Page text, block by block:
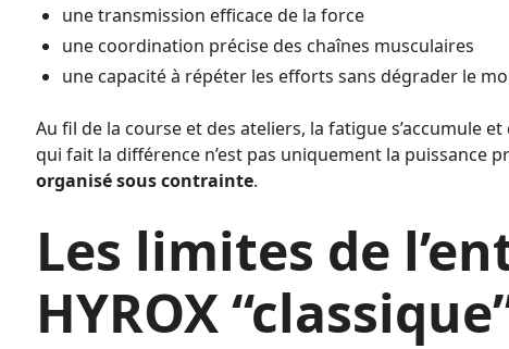
une transmission efficace de la force
une coordination précise des chaînes musculaires
une capacité à répéter les efforts sans dégrader le
Au fil de la course et des ateliers, la fatigue s’accumule
qui fait la différence n’est pas uniquement la puissance
organisé sous contrainte.
Les limites de
HYROX